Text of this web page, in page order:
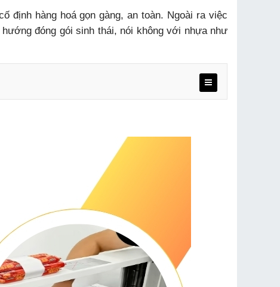
định hàng hoá gọn gàng, an toàn. Ngoài ra việc
đóng gói sinh thái, nói không với nhựa như